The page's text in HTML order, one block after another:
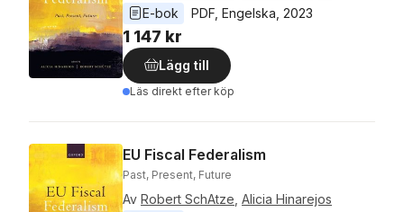
E-bok
PDF Engelska 2023
1 147 kr
Lägg till
Läs direkt efter köp
EU Fiscal Federalism
Past, Present, Future
Av Robert SchAtze Alicia Hinarejos